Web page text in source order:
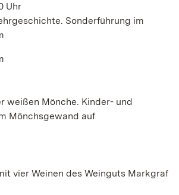
Uhr
Sonderführung im
weißen Mönche. Kinder- und
Mönchsgewand auf
vier Weinen des Weinguts Markgraf